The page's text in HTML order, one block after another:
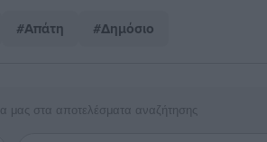
#Απάτη #Δημόσιο
μας στα αποτελέσματα αναζήτησης